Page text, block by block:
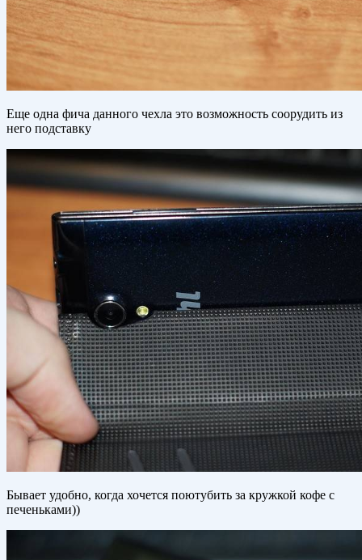
Еще одна фича данного чехла это возможность соорудить из
него подставку
Бывает удобно, когда хочется поютубить за кружкой кофе с
печеньками))